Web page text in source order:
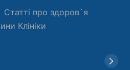
Статті про здоров`я
Клініки